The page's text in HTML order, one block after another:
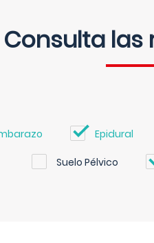
Consulta
Epidural
Suelo Pélvico